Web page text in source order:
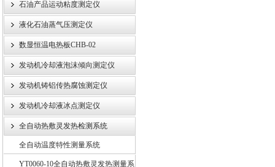
石油产品运动粘度测定仪
液化石油蒸气压测定仪
数显恒温电热板CHB-02
发动机冷却液泡沫倾向测定仪
发动机铸铝传热腐蚀测定仪
发动机冷却液冰点测定仪
全自动热敷灵发热检测系统
全自动温度特性测量系统
YT0060-10全自动热敷灵发热测量系